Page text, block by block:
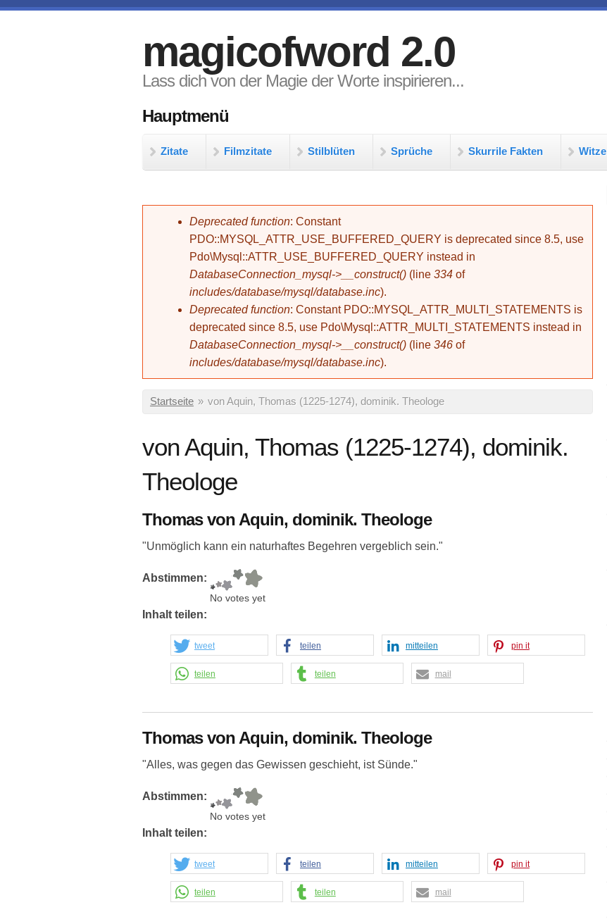
magicofword 2.0
Lass dich von der Magie der Worte inspirieren...
Hauptmenü
Zitate Filmzitate Stilblüten Sprüche Skurrile Fakten Witze
Fehlermeldung
Deprecated function: Constant
PDO::MYSQL_ATTR_USE_BUFFERED_QUERY is deprecated since 8.5, use
Pdo\Mysql::ATTR_USE_BUFFERED_QUERY instead in
DatabaseConnection_mysql->__construct() (line 334 of
includes/database/mysql/database.inc).
Deprecated function: Constant PDO::MYSQL_ATTR_MULTI_STATEMENTS is
deprecated since 8.5, use Pdo\Mysql::ATTR_MULTI_STATEMENTS instead in
DatabaseConnection_mysql->__construct() (line 346 of
includes/database/mysql/database.inc).
Sie sind hier
Startseite » von Aquin, Thomas (1225-1274), dominik. Theologe
von Aquin, Thomas (1225-1274), dominik.
Theologe
Thomas von Aquin, dominik. Theologe
"Unmöglich kann ein naturhaftes Begehren vergeblich sein."
Abstimmen:
No votes yet
Inhalt teilen:
tweet teilen mitteilen pin it
teilen teilen mail
Thomas von Aquin, dominik. Theologe
"Alles, was gegen das Gewissen geschieht, ist Sünde."
Abstimmen:
No votes yet
Inhalt teilen:
tweet teilen mitteilen pin it
teilen teilen mail